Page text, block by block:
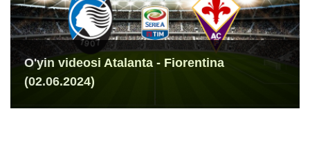
O'yin videosi Atalanta - Fiorentina
(02.06.2024)